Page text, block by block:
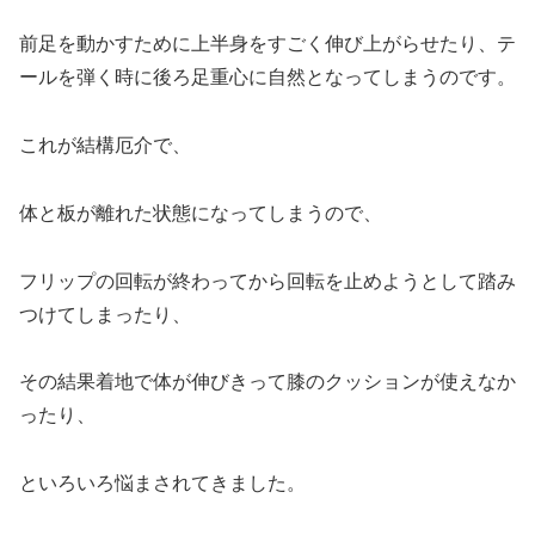
前足を動かすために上半身をすごく伸び上がらせたり、テ
ールを弾く時に後ろ足重心に自然となってしまうのです。
これが結構厄介で、
体と板が離れた状態になってしまうので、
フリップの回転が終わってから回転を止めようとして踏み
つけてしまったり、
その結果着地で体が伸びきって膝のクッションが使えなか
ったり、
といろいろ悩まされてきました。